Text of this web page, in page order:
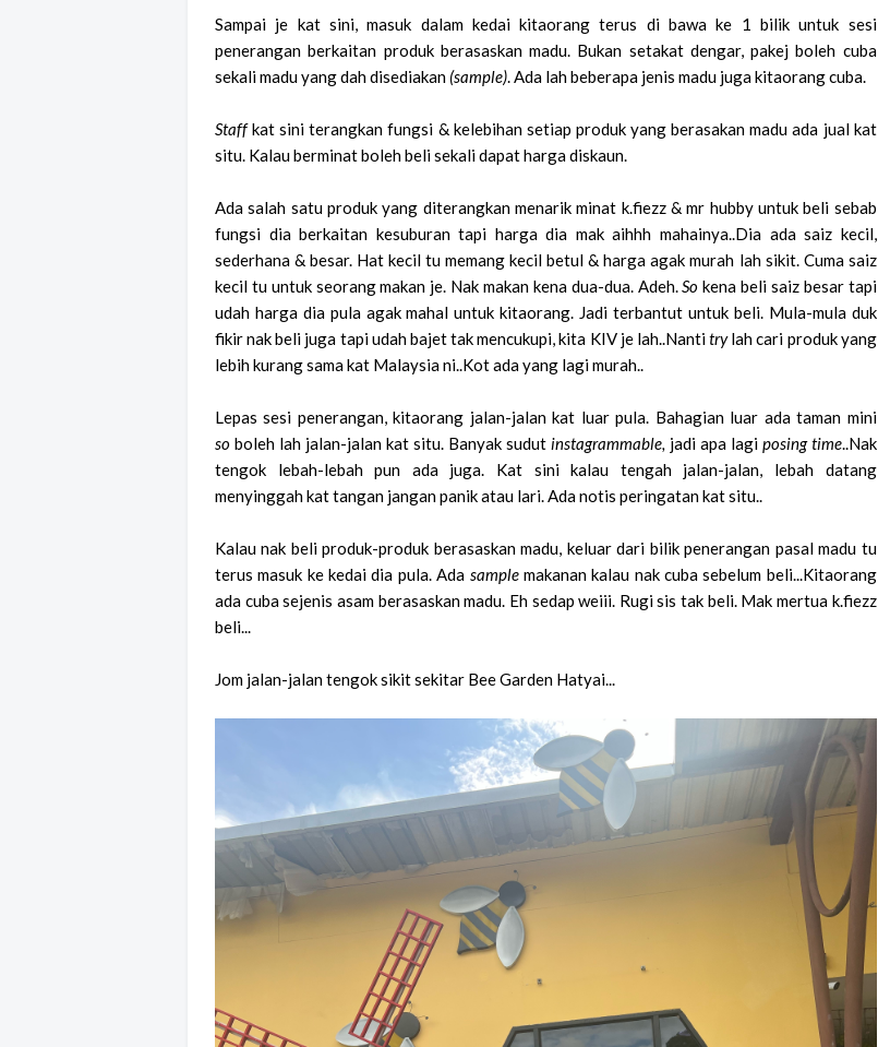
Sampai je kat sini, masuk dalam kedai kitaorang terus di bawa ke 1 bilik untuk sesi
penerangan berkaitan produk berasaskan madu. Bukan setakat dengar, pakej boleh cuba
sekali madu yang dah disediakan (sample). Ada lah beberapa jenis madu juga kitaorang cuba.
Staffkat sini terangkan fungsi & kelebihan setiap produk yang berasakan madu ada jual kat
situ. Kalau berminat boleh beli sekali dapat harga diskaun.
Ada salah satu produk yang diterangkan menarik minat k.fiezz & mr hubby untuk beli sebab
fungsi dia berkaitan kesuburan tapi harga dia mak aihhh mahainya..Dia ada saiz kecil,
sederhana & besar. Hat kecil tu memang kecil betul & harga agak murah lah sikit. Cuma saiz
kecil tu untuk seorang makan je. Nak makan kena dua-dua. Adeh.So kena beli saiz besar tapi
udah harga dia pula agak mahal untuk kitaorang. Jadi terbantut untuk beli. Mula-mula duk
fikir nak beli juga tapi udah bajet tak mencukupi, kita KIV je lah..Nantitrylah cari produk yang
lebih kurang sama kat Malaysia ni..Kot ada yang lagi murah..
Lepas sesi penerangan, kitaorang jalan-jalan kat luar pula. Bahagian luar ada taman mini
so boleh lah jalan-jalan kat situ. Banyak sudutinstagrammable, jadi apa lagi posing time..Nak
tengok lebah-lebah pun ada juga. Kat sini kalau tengah jalan-jalan, lebah datang
menyinggah kat tangan jangan panik atau lari. Ada notis peringatan kat situ..
Kalau nak beli produk-produk berasaskan madu, keluar dari bilik penerangan pasal madu tu
terus masuk ke kedai dia pula. Ada samplemakanan kalau nak cuba sebelum beli...Kitaorang
ada cuba sejenis asam berasaskan madu. Eh sedap weiii. Rugi sis tak beli. Mak mertua k.fiezz
beli...
Jom jalan-jalan tengok sikit sekitar Bee Garden Hatyai...